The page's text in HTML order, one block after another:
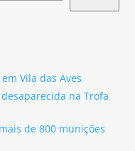
Vila das Aves
na Trofa
de 800 munições